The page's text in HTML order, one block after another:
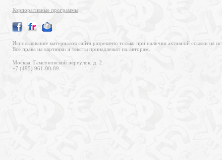
Корпоративные программы
Использование материалов сайта разрешено только при наличии активной ссылки на
Все права на картинки и тексты принадлежат их авторам.
Москва, Гамсоновский переулок, д. 2.
+7 (495) 961-00-89.